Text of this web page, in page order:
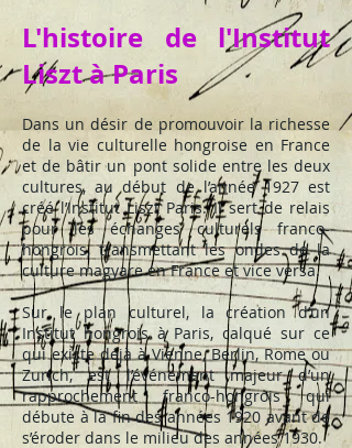
L'histoire de l'Institut
Liszt à Paris
Dans un désir de promouvoir la richesse
de la vie culturelle hongroise en France
et de bâtir un pont solide entre les deux
cultures, au début de l’année 1927 est
créé l’Institut Liszt Paris. Il sert de relais
pour les échanges culturels franco-
hongrois, transmettant les ondes de la
culture magyare en France et vice versa.
Sur le plan culturel, la création d’un
Institut hongrois à Paris, calqué sur ce
qui existe déjà à Vienne, Berlin, Rome ou
Zurich, est l’événement majeur d’un
rapprochement franco-hongrois qui
débute à la fin des années 1920 avant de
s’éroder dans le milieu des années 1930.